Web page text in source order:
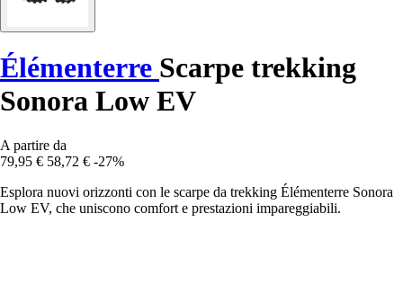
Élémenterre Scarpe trekking
Sonora Low EV
A partire da
79,95 € 58,72 € -27%
Esplora nuovi orizzonti con le scarpe da trekking Élémenterre Sonora
Low EV, che uniscono comfort e prestazioni impareggiabili.